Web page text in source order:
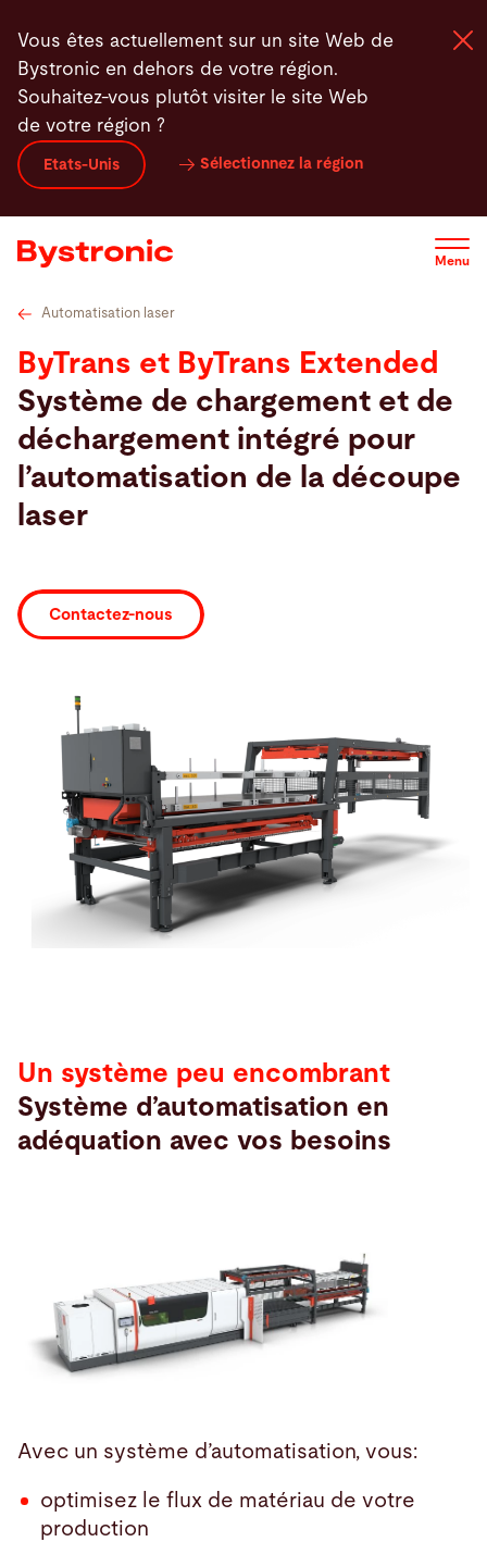
au
contenu
principal
Vous êtes actuellement sur un site Web de
Bystronic en dehors de votre région.
Souhaitez-vous plutôt visiter le site Web
de votre région ?
Etats-Unis Sélectionnez la région
Menu
Machines et Logiciel
Services
Actualités - Presse
Entreprise
Viet Nam · FrançaisContact
Automatisation laser
ByTrans et ByTrans Extended
Système de chargement et de
déchargement intégré pour
l’automatisation de la découpe
laser
Contactez-nous
Un système peu encombrant
Système d’automatisation en
adéquation avec vos besoins
Avec un système d’automatisation, vous:
optimisez le flux de matériau de votre
production